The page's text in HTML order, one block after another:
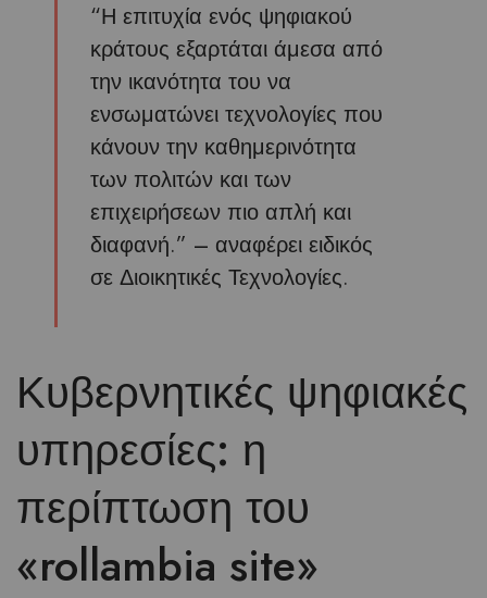
“Η επιτυχία ενός ψηφιακού
κράτους εξαρτάται άμεσα από
την ικανότητα του να
ενσωματώνει τεχνολογίες που
κάνουν την καθημερινότητα
των πολιτών και των
επιχειρήσεων πιο απλή και
διαφανή.” – αναφέρει ειδικός
σε Διοικητικές Τεχνολογίες.
Κυβερνητικές ψηφιακές
υπηρεσίες: η
περίπτωση του
«rollambia site»